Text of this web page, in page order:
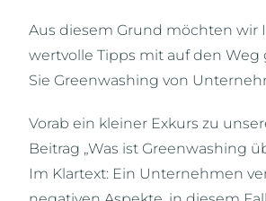
Aus diesem Grund möchten wir
wertvolle Tipps mit auf den Weg
Sie Greenwashing von
Vorab ein kleiner Exkurs zu
Beitrag „Was ist Greenwashing
Im Klartext: Ein Unternehmen